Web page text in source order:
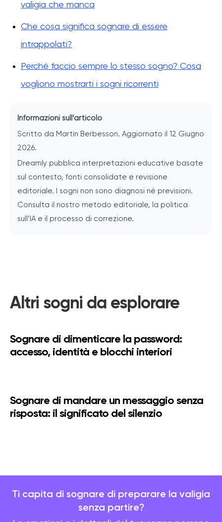
valigia che manca
Che cosa significa sognare di essere
intrappolati?
Perché faccio sempre lo stesso sogno? Cosa
vogliono mostrarti i sogni ricorrenti
Informazioni sull’articolo
Scritto da Martin Berbesson. Aggiornato il 12 Giugno
2026.
Dreamly pubblica interpretazioni educative basate
sul contesto, fonti consolidate e revisione
editoriale. I sogni non sono diagnosi né previsioni.
Consulta il nostro metodo editoriale, la politica
sull’IA e il processo di correzione.
Ti capita di sognare di preparare la valigia
senza partire?
Altri sogni da esplorare
Sognare di dimenticare la password:
accesso, identità e blocchi interiori
Sognare di mandare un messaggio senza
risposta: il significato del silenzio